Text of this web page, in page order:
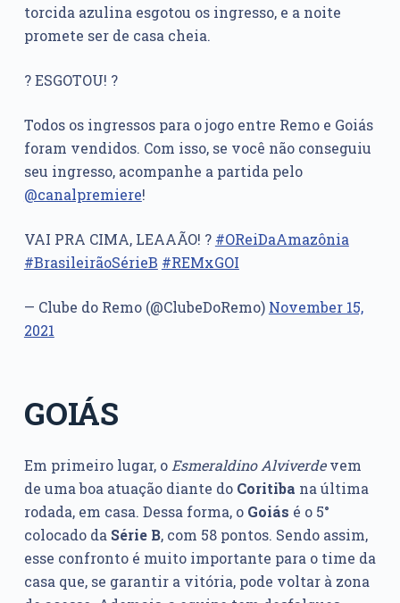
torcida azulina esgotou os ingresso, e a noite
promete ser de casa cheia.
? ESGOTOU! ?
Todos os ingressos para o jogo entre Remo e Goiás
foram vendidos. Com isso, se você não conseguiu
seu ingresso, acompanhe a partida pelo
@canalpremiere!
VAI PRA CIMA, LEAAÃO! ? #OReiDaAmazônia
#BrasileirãoSérieB #REMxGOI
— Clube do Remo (@ClubeDoRemo) November 15,
2021
GOIÁS
Em primeiro lugar, oEsmeraldino Alviverdevem
de uma boa atuação diante do Coritiba na última
rodada, em casa. Dessa forma, o Goiás é o 5°
colocado da Série B, com 58 pontos. Sendo assim,
esse confronto é muito importante para o time da
casa que, se garantir a vitória, pode voltar à zona